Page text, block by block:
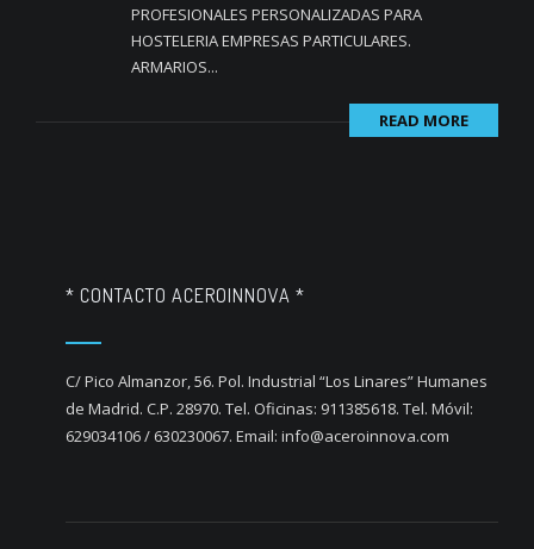
PROFESIONALES PERSONALIZADAS PARA
HOSTELERIA EMPRESAS PARTICULARES.
ARMARIOS...
READ MORE
* CONTACTO ACEROINNOVA *
C/ Pico Almanzor, 56. Pol. Industrial “Los Linares” Humanes
de Madrid. C.P. 28970. Tel. Oficinas: 911385618. Tel. Móvil:
629034106 / 630230067. Email: info@aceroinnova.com